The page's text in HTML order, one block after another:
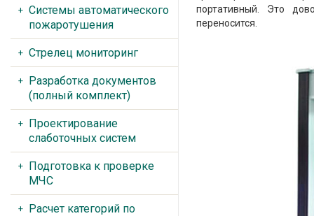
портативный. Это
переносится.
Системы автоматического
пожаротушения
Стрелец мониторинг
Разработка документов
(полный комплект)
Проектирование
слаботочных систем
Подготовка к проверке
МЧС
Расчет категорий по